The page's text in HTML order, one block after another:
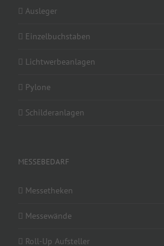
Ausleger
Einzelbuchstaben
Lichtwerbeanlagen
Pylone
Schilderanlagen
MESSEBEDARF
Messetheken
Messewände
Roll-Up Aufsteller